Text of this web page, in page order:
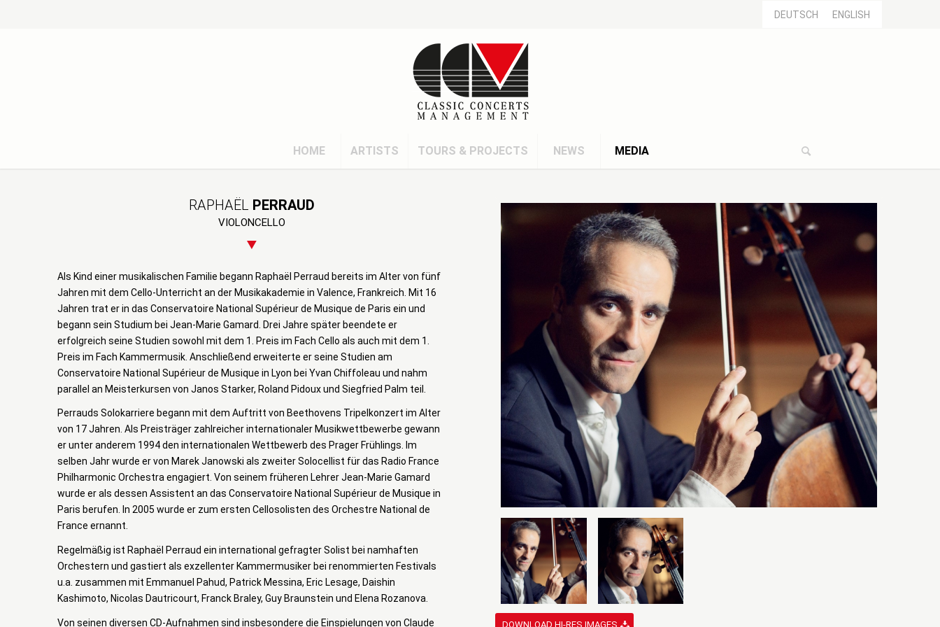
DEUTSCH ENGLISH
HOME ARTISTS TOURS & PROJECTS NEWS MEDIA
RAPHAËL PERRAUD
VIOLONCELLO
Als Kind einer musikalischen Familie begann Raphaël Perraud bereits im Alter von fünf
Jahren mit dem Cello-Unterricht an der Musikakademie in Valence, Frankreich. Mit 16
Jahren trat er in das Conservatoire National Supérieur de Musique de Paris ein und
begann sein Studium bei Jean-Marie Gamard. Drei Jahre später beendete er
erfolgreich seine Studien sowohl mit dem 1. Preis im Fach Cello als auch mit dem 1.
Preis im Fach Kammermusik. Anschließend erweiterte er seine Studien am
Conservatoire National Supérieur de Musique in Lyon bei Yvan Chiffoleau und nahm
parallel an Meisterkursen von Janos Starker, Roland Pidoux und Siegfried Palm teil.
Perrauds Solokarriere begann mit dem Auftritt von Beethovens Tripelkonzert im Alter
von 17 Jahren. Als Preisträger zahlreicher internationaler Musikwettbewerbe gewann
er unter anderem 1994 den internationalen Wettbewerb des Prager Frühlings. Im
selben Jahr wurde er von Marek Janowski als zweiter Solocellist für das Radio France
Philharmonic Orchestra engagiert. Von seinem früheren Lehrer Jean-Marie Gamard
wurde er als dessen Assistent an das Conservatoire National Supérieur de Musique in
Paris berufen. In 2005 wurde er zum ersten Cellosolisten des Orchestre National de
France ernannt.
Regelmäßig ist Raphaël Perraud ein international gefragter Solist bei namhaften
Orchestern und gastiert als exzellenter Kammermusiker bei renommierten Festivals
u.a. zusammen mit Emmanuel Pahud, Patrick Messina, Eric Lesage, Daishin
Kashimoto, Nicolas Dautricourt, Franck Braley, Guy Braunstein und Elena Rozanova.
Von seinen diversen CD-Aufnahmen sind insbesondere die Einspielungen von Claude
DOWNLOAD HI-RES IMAGES